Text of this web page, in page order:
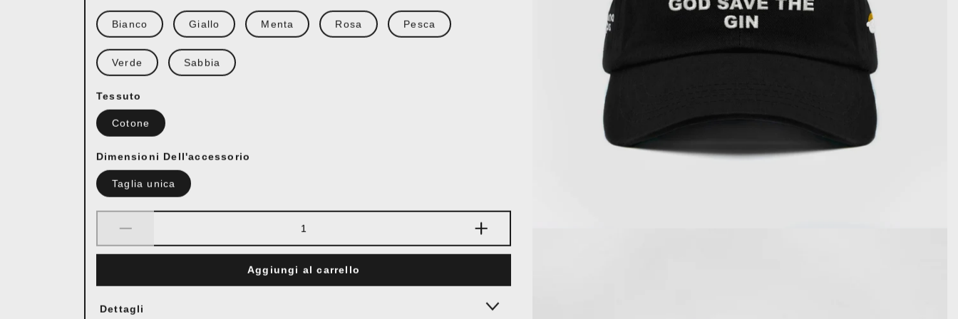
Bianco Giallo Menta Rosa Pesca
Verde Sabbia
Tessuto
Cotone
Dimensioni Dell'accessorio
Taglia unica
Aggiungi al carrello
Dettagli